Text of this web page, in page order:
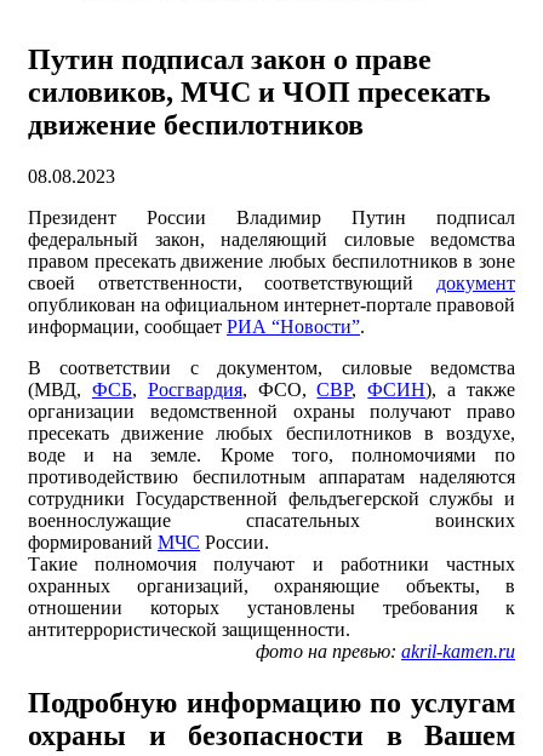
Путин подписал закон о праве
силовиков, МЧС и ЧОП пресекать
движение беспилотников
08.08.2023
Президент России Владимир Путин подписал
федеральный закон, наделяющий силовые ведомства
правом пресекать движение любых беспилотников в зоне
своей ответственности, соответствующий документ
опубликован на официальном интернет-портале правовой
информации, сообщает РИА “Новости”.
В соответствии с документом, силовые ведомства
(МВД, ФСБ, Росгвардия, ФСО,СВР,ФСИН), а также
организации ведомственной охраны получают право
пресекать движение любых беспилотников в воздухе,
воде и на земле. Кроме того, полномочиями по
противодействию беспилотным аппаратам наделяются
сотрудники Государственной фельдъегерской службы и
военнослужащие спасательных воинских
формирований МЧС России.
Такие полномочия получают и работники частных
охранных организаций, охраняющие объекты, в
отношении которых установлены требования к
антитеррористической защищенности.
фото на превью: akril-kamen.ru
Подробную информацию по услугам
охраны и безопасности в Вашем